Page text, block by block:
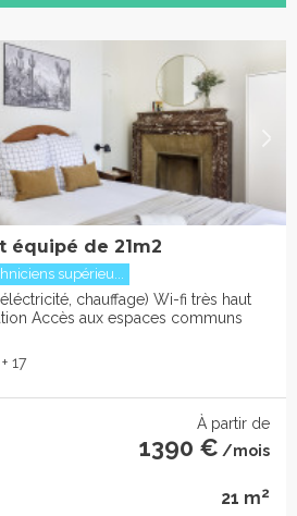
équipé de 21m2
supérieu...
chauffage) Wi-fi très haut
Accès aux espaces communs
+ 17
À partir de
1390 € /mois
21 m2